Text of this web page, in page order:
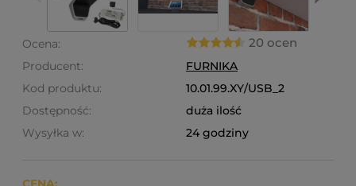
Ocena: 20 ocen
Producent:
FURNIKA
Kod produktu:
10.01.99.XY/USB_2
Dostępność:
duża ilość
Wysyłka w:
24 godziny